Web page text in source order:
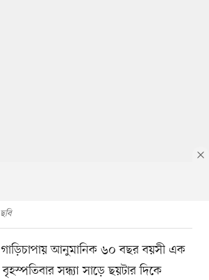
গাড়িচাপায় আনুমানিক ৬০ বছর বয়সী এক
সন্ধ্যা সাড়ে ছয়টার দিকে